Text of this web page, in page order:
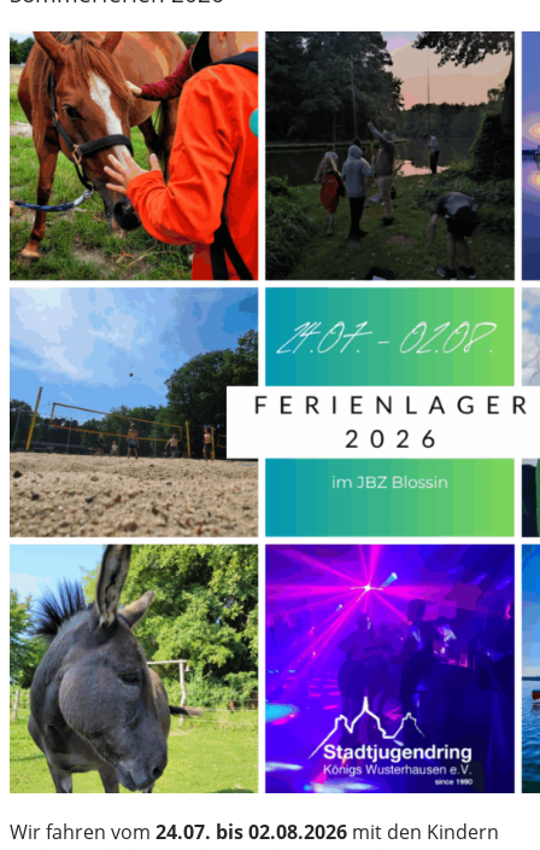
Wir fahren vom 24.07. bis 02.08.2026 mit den Kindern